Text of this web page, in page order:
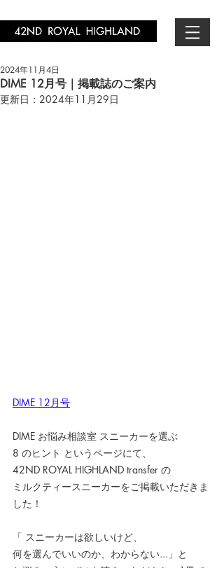
DIME 12月号｜掲載誌のご案内
2024年11月4日
更新日： 2024年11月29日
DIME 12月号
DIME お悩み相談室 スニーカーを選ぶ
8 のヒント というページにて、
42ND ROYAL HIGHLAND transfer の
ミルクティースニーカーをご掲載いただきま
した！
「 スニーカーは欲しいけど、
何を選んでいいのか、わからない...」と